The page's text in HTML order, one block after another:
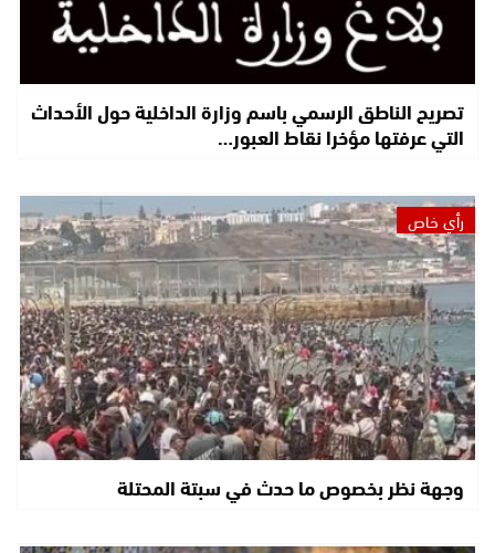
تصريح الناطق الرسمي باسم وزارة الداخلية حول الأحداث
التي عرفتها مؤخرا نقاط العبور…
رأي خاص
وجهة نظر بخصوص ما حدث في سبتة المحتلة